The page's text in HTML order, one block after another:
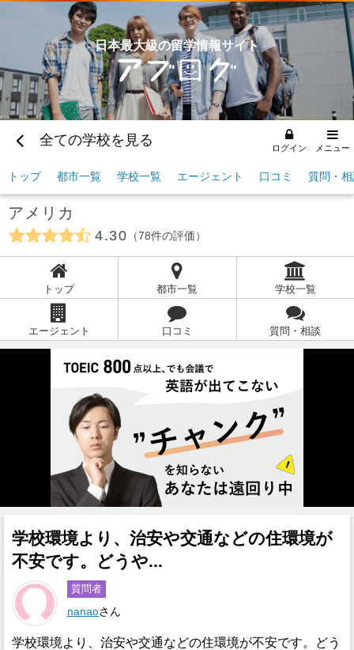
日本最大級の留学情報サイト
全ての学校を見る ログイン メニュー
トップ 都市一覧 学校一覧 エージェント 口コミ 質問・
アメリカ
4.30 78件の評価
トップ 都市一覧 学校一覧
エージェント 口コミ 質問・相談
学校環境より、治安や交通などの住環境が
不安です。どうや...
質問者
nanaoさん
学校環境より、治安や交通などの住環境が不安です。どう